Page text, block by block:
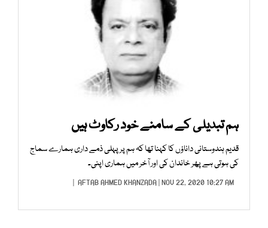
ہم تبدیلی کے سامنے خود رکاوٹ ہیں
قدیم ہندوستانی داناؤں کا کہنا تھا کہ ہم پر پہلی ذمے داری ہمارے سماج
کی ہوتی ہے پھر خاندان کی اور آخر میں ہماری اپنی۔
AFTAB AHMED KHANZADA| NOV 22, 2020 10:27 AM |